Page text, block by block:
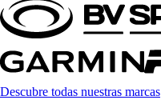
Descubre todas nuestras marcas